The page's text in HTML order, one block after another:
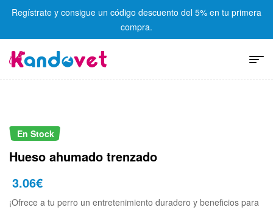
Regístrate y consigue un código descuento del 5% en tu primera
compra.
En Stock
Hueso ahumado trenzado
3.06€
¡Ofrece a tu perro un entretenimiento duradero y beneficios para